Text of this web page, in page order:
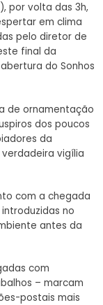
por volta das 3h,
em clima
pelo diretor de
final da
do Sonhos
de ornamentação
dos poucos
da
vigília
com a chegada
no
antes da
com
– marcam
postais mais